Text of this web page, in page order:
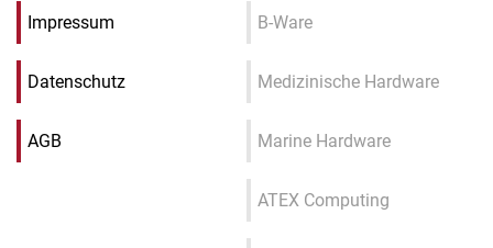
Impressum
Datenschutz
AGB
B-Ware
Medizinische Hardware
Marine Hardware
ATEX Computing